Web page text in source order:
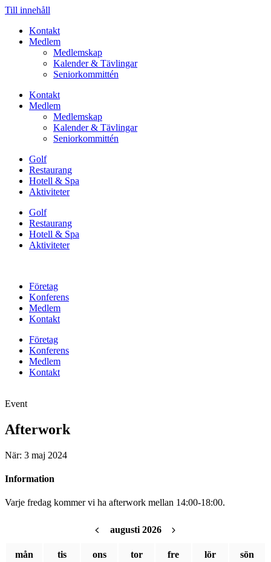
Till innehåll
innehåll
Kontakt
Medlem
Medlemskap
Kalender & Tävlingar
Seniorkommittén
Kontakt
Medlem
Medlemskap
Kalender & Tävlingar
Seniorkommittén
Golf
Restaurang
Hotell & Spa
Aktiviteter
Golf
Restaurang
Hotell & Spa
Aktiviteter
Företag
Konferens
Medlem
Kontakt
Företag
Konferens
Medlem
Kontakt
Event
Afterwork
När: 3 maj 2024
Information
Varje fredag kommer vi ha afterwork mellan 14:00-18:00.
augusti 2026
mån tis ons tor fre lör
sön